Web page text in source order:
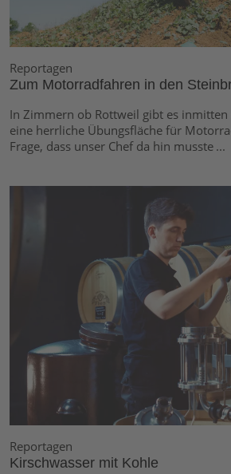
Reportagen
Zum Motorradfahren in den
In Zimmern ob Rottweil gibt es inmitten
eine herrliche Übungsfläche für
Frage, dass unser Chef da hin musste ...
Reportagen
Kirschwasser mit Kohle